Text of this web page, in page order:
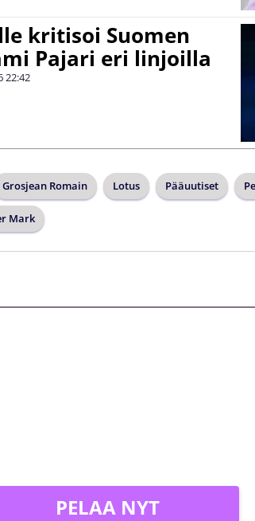
kritisoi Suomen
Pajari eri linjoilla
22:42
Grosjean Romain Lotus Pääuutiset
Mark
PELAA NYT